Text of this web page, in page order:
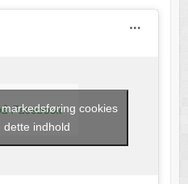
Facebook
cookies
dette indhold